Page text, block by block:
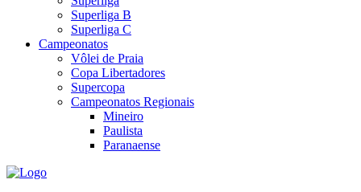
Superliga B
Superliga C
Campeonatos
Vôlei de Praia
Copa Libertadores
Supercopa
Campeonatos Regionais
Mineiro
Paulista
Paranaense